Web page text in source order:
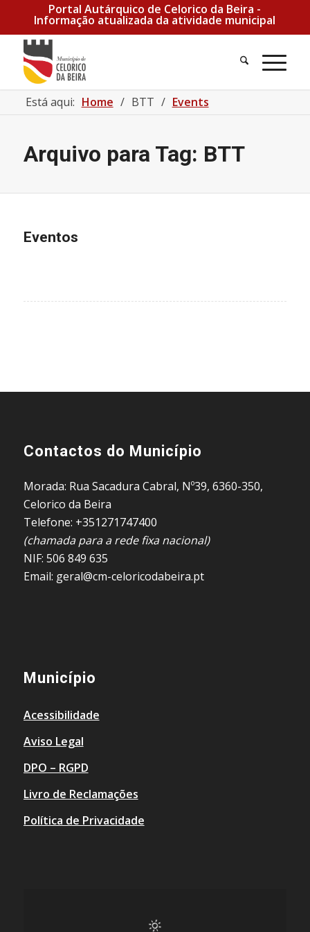
Portal Autárquico de Celorico da Beira -
Informação atualizada da atividade municipal
Está aqui: Home / BTT / Events
Arquivo para Tag: BTT
Eventos
Contactos do Município
Morada: Rua Sacadura Cabral, Nº39, 6360-350,
Celorico da Beira
Telefone: +351271747400
(chamada para a rede fixa nacional)
NIF: 506 849 635
Email: geral@cm-celoricodabeira.pt
Município
Acessibilidade
Aviso Legal
DPO – RGPD
Livro de Reclamações
Política de Privacidade